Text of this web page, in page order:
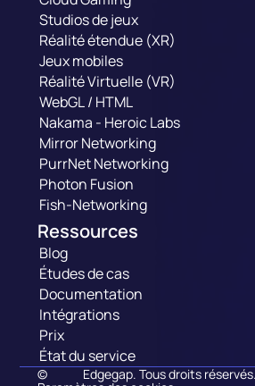
Studios de jeux
Réalité étendue (XR)
Jeux mobiles
Réalité Virtuelle (VR)
WebGL / HTML
Nakama - Heroic Labs
Mirror Networking
PurrNet Networking
Photon Fusion
Fish-Networking
Ressources
Blog
Études de cas
Documentation
Intégrations
Prix
État du service
© Edgegap. Tous droits réservés.